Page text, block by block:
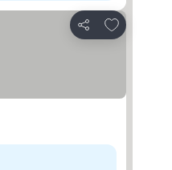
Deli
Dodati u